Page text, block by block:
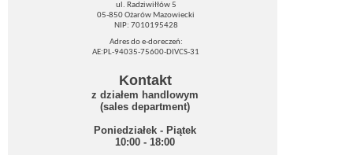
ul. Radziwiłłów 5
05-850 Ożarów Mazowiecki
NIP: 7010195428
Adres do e-doreczeń:
AE:PL-94035-75600-DIVCS-31
Kontakt
z działem handlowym
(sales department)
Poniedziałek - Piątek
10:00 - 18:00